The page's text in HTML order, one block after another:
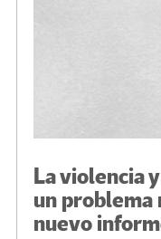
La violencia
un problema
nuevo